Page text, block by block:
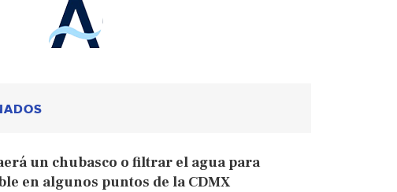
un chubasco o filtrar el agua para
en algunos puntos de la CDMX